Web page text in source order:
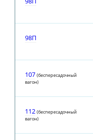
98П
107 (беспересадочный
вагон)
112 (беспересадочный
вагон)